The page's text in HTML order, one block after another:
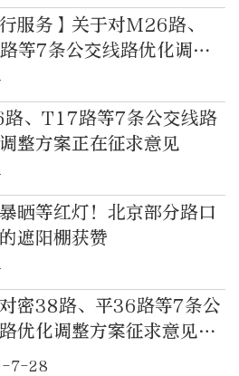
行服务】关于对M26路、
等7条公交线路优化调整
求意见的反馈
、T17路等7条公交线路
整方案正在征求意见
晒等红灯！北京部分路口
的遮阳棚获赞
密38路、平36路等7条公
优化调整方案征求意见的
7-28